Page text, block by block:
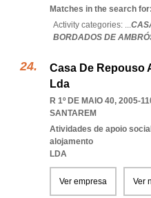
Matches in the search for:
Activity categories: ...
BORDADOS DE
Casa De Repouso
Lda
R 1º DE MAIO 40, 2005-
SANTAREM
Atividades de apoio
alojamento
LDA
Ver empresa Ver